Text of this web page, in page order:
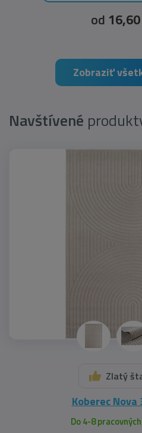
od
Zobraziť
Navštívené
Zlatý
Koberec Nova
Do 4-8